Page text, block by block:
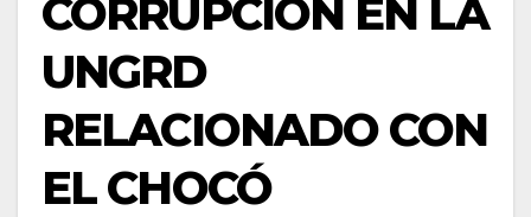
CORRUPCIÓN EN LA
UNGRD
RELACIONADO CON
EL CHOCÓ